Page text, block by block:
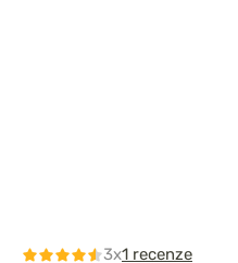
3x1 recenze